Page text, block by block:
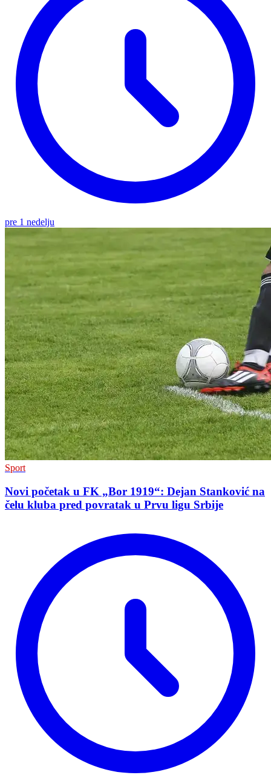
pre 1 nedelju
Sport
Novi početak u FK „Bor 1919“: Dejan Stanković na
čelu kluba pred povratak u Prvu ligu Srbije